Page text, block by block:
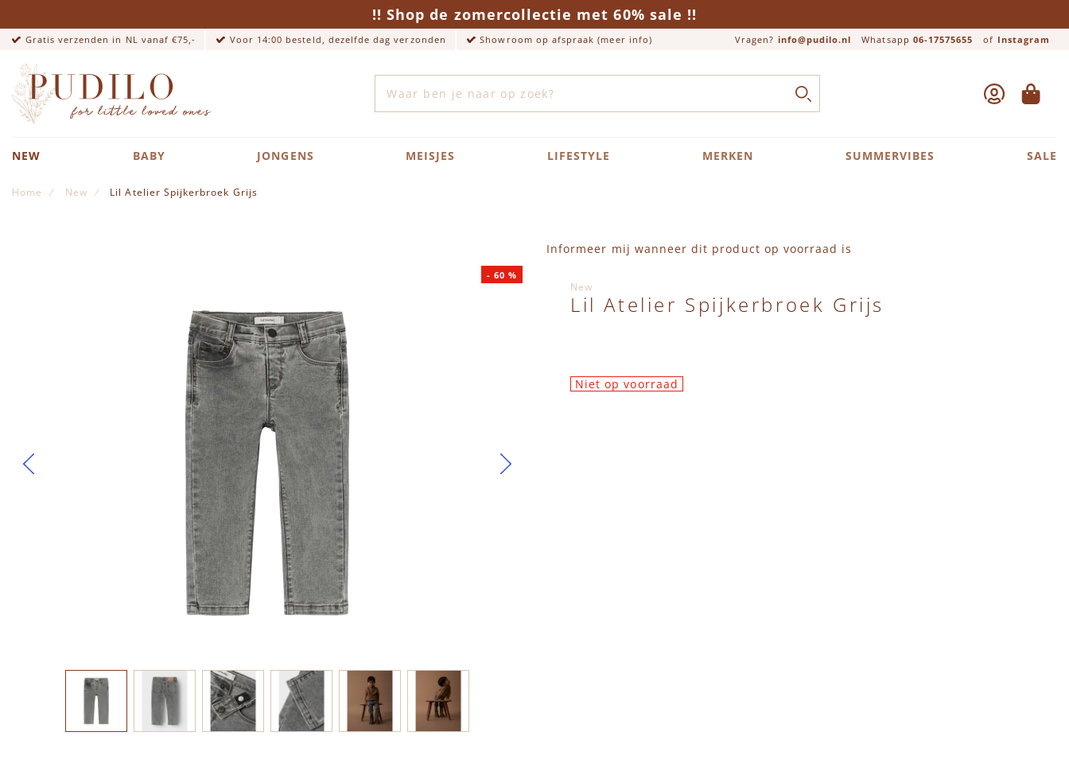
!! Shop de zomercollectie met 60% sale !!
Gratis verzenden in NL vanaf €75,- Voor 14:00 besteld, dezelfde dag verzonden Showroom op afspraak (meer info) Vragen? info@pudilo.nl Whatsapp 06-17575655 of Instagram
Close search
ZOEK ACCOUNT
NEW BABY JONGENS MEISJES LIFESTYLE MERKEN SUMMERVIBES SALE
Home New Lil Atelier Spijkerbroek Grijs
- 60 %
Informeer mij wanneer dit product op voorraad is
New
Lil Atelier Spijkerbroek Grijs
Niet op voorraad